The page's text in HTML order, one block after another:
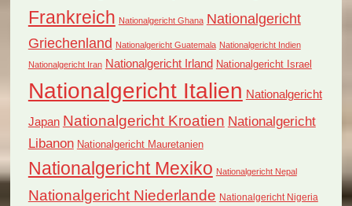
Frankreich Nationalgericht Ghana Nationalgericht
Griechenland Nationalgericht Guatemala Nationalgericht Indien
Nationalgericht Iran Nationalgericht Irland Nationalgericht Israel
Nationalgericht Italien Nationalgericht
Japan Nationalgericht Kroatien Nationalgericht
Libanon Nationalgericht Mauretanien
Nationalgericht Mexiko Nationalgericht Nepal
Nationalgericht Niederlande Nationalgericht Nigeria